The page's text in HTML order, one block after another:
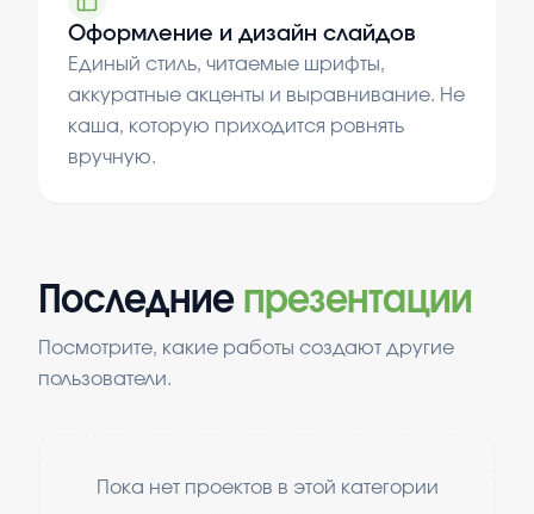
Оформление и дизайн слайдов
Единый стиль, читаемые шрифты,
аккуратные акценты и выравнивание. Не
каша, которую приходится ровнять
вручную.
Последние презентации
Посмотрите, какие работы создают другие
пользователи.
Пока нет проектов в этой категории